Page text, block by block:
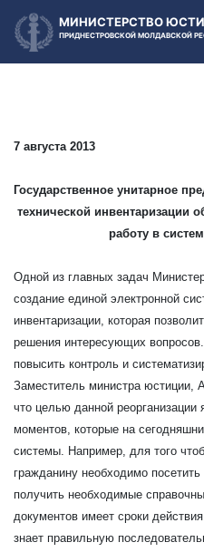
МИНИСТЕРСТВО
ПРИДНЕСТРОВСКОЙ МОЛДАВСКОЙ
7 августа 2013
Государственное унитарное
технической инвентаризации
работу в
Одной из главных задач
создание единой электронной
инвентаризации, которая
решения интересующих
повысить контроль и
Заместитель министра юстиции,
что целью данной
моментов, которые на
системы. Например, для того
гражданину необходимо
получить необходимые
документов имеет сроки
знает правильную